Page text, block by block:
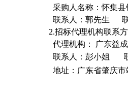
采购人名称：怀集
联系人：郭先生
2.招标代理机构联系
代理机构： 广东益
联系人：彭小姐
地址：广东省肇庆